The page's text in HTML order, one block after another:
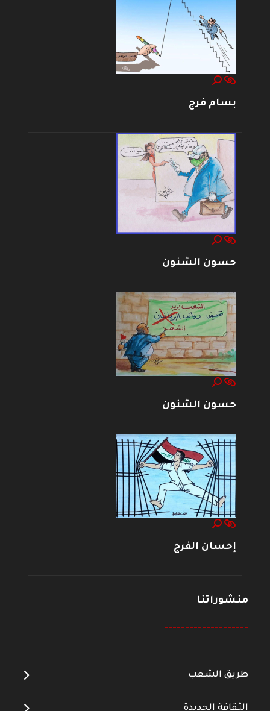
بسام فرج
حسون الشنون
حسون الشنون
إحسان الفرج
منشوراتنا
--------------------
طريق الشعب
الثقافة الجديدة